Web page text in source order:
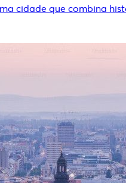
cidade que combina